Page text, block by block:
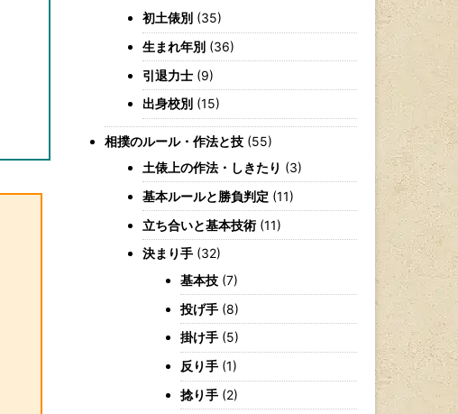
初土俵別 (35)
生まれ年別 (36)
引退力士 (9)
出身校別 (15)
相撲のルール・作法と技 (55)
土俵上の作法・しきたり (3)
基本ルールと勝負判定 (11)
立ち合いと基本技術 (11)
決まり手 (32)
基本技 (7)
投げ手 (8)
掛け手 (5)
反り手 (1)
捻り手 (2)